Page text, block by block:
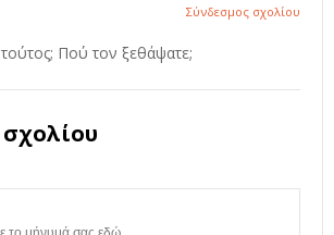
Σύνδεσμος σχολίου
Πού τον ξεθάψατε;